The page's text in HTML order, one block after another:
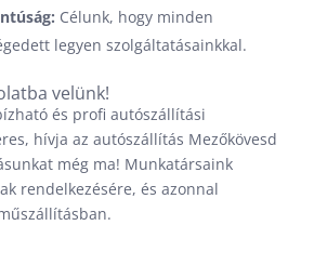
Célunk, hogy minden
legyen szolgáltatásainkkal.
velünk!
és profi autószállítási
hívja az autószállítás Mezőkövesd
még ma! Munkatársaink
rendelkezésére, és azonnal